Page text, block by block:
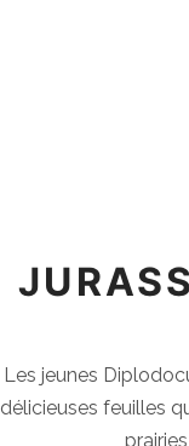
Les jeunes
délicieuses feuilles